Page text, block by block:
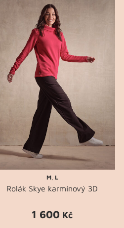
M, L
Rolák Skye karmínový 3D
1 600 Kč